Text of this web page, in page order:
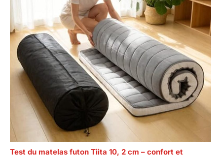
Test du matelas futon Tiita 10, 2 cm – confort et